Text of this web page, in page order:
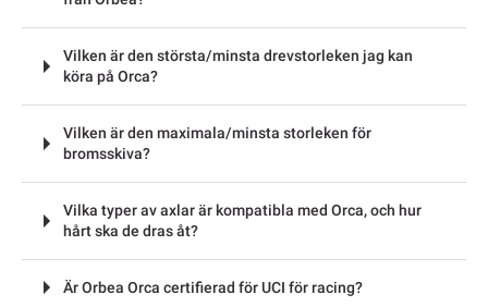
Vilken är den största/minsta drevstorleken jag kan
köra på Orca?
Vilken är den maximala/minsta storleken för
bromsskiva?
Vilka typer av axlar är kompatibla med Orca, och hur
hårt ska de dras åt?
Är Orbea Orca certifierad för UCI för racing?